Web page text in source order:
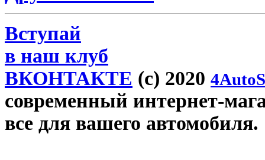
Вступай
в наш клуб
ВКОНТАКТЕ (c) 2020
современный интернет-
все для вашего автомобиля.